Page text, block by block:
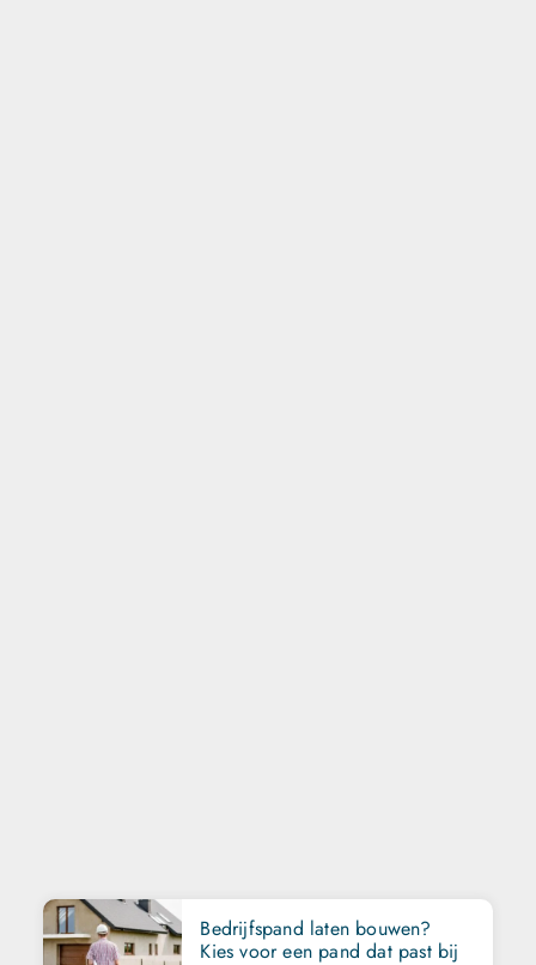
Bedrijfspand laten bouwen?
Kies voor een pand dat past bij